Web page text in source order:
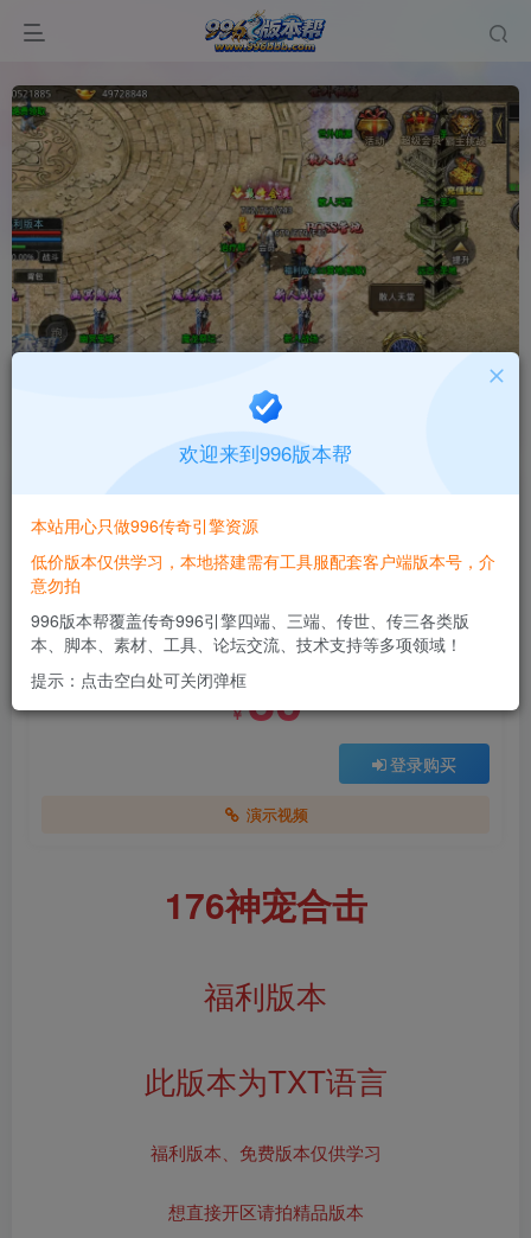
正文
有问题请联系站长
176神宠合击
此内容为付费资源，请付费后查看
￥30
登录购买
演示视频
付费资源
176神宠合击
福利版本
此版本为TXT语言
福利版本、免费版本仅供学习
想直接开区请拍精品版本
欢迎来到996版本帮
本站用心只做996传奇引擎资源
低价版本仅供学习，本地搭建需有工具服配套客户端版本号，介
意勿拍
996版本帮覆盖传奇996引擎四端、三端、传世、传三各类版
本、脚本、素材、工具、论坛交流、技术支持等多项领域！
提示：点击空白处可关闭弹框